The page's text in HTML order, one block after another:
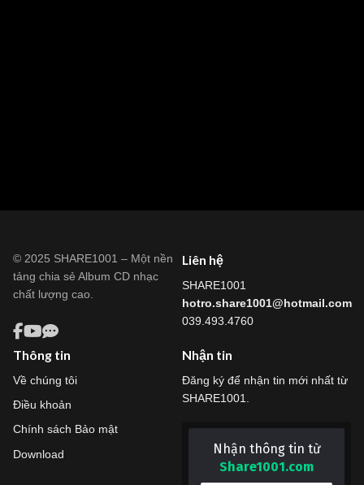
© 2025 SHARE1001 – Một nền
tảng chia sẻ Album CD nhạc
chất lượng cao.
Liên hệ
SHARE1001
hotro.share1001@hotmail.com
039.493.4760
Thông tin
Về chúng tôi
Điều khoản
Chính sách Bảo mật
Download
Nhận tin
Đăng ký để nhận tin mới nhất từ
SHARE1001.
Nhận thông tin từ
Share1001.com